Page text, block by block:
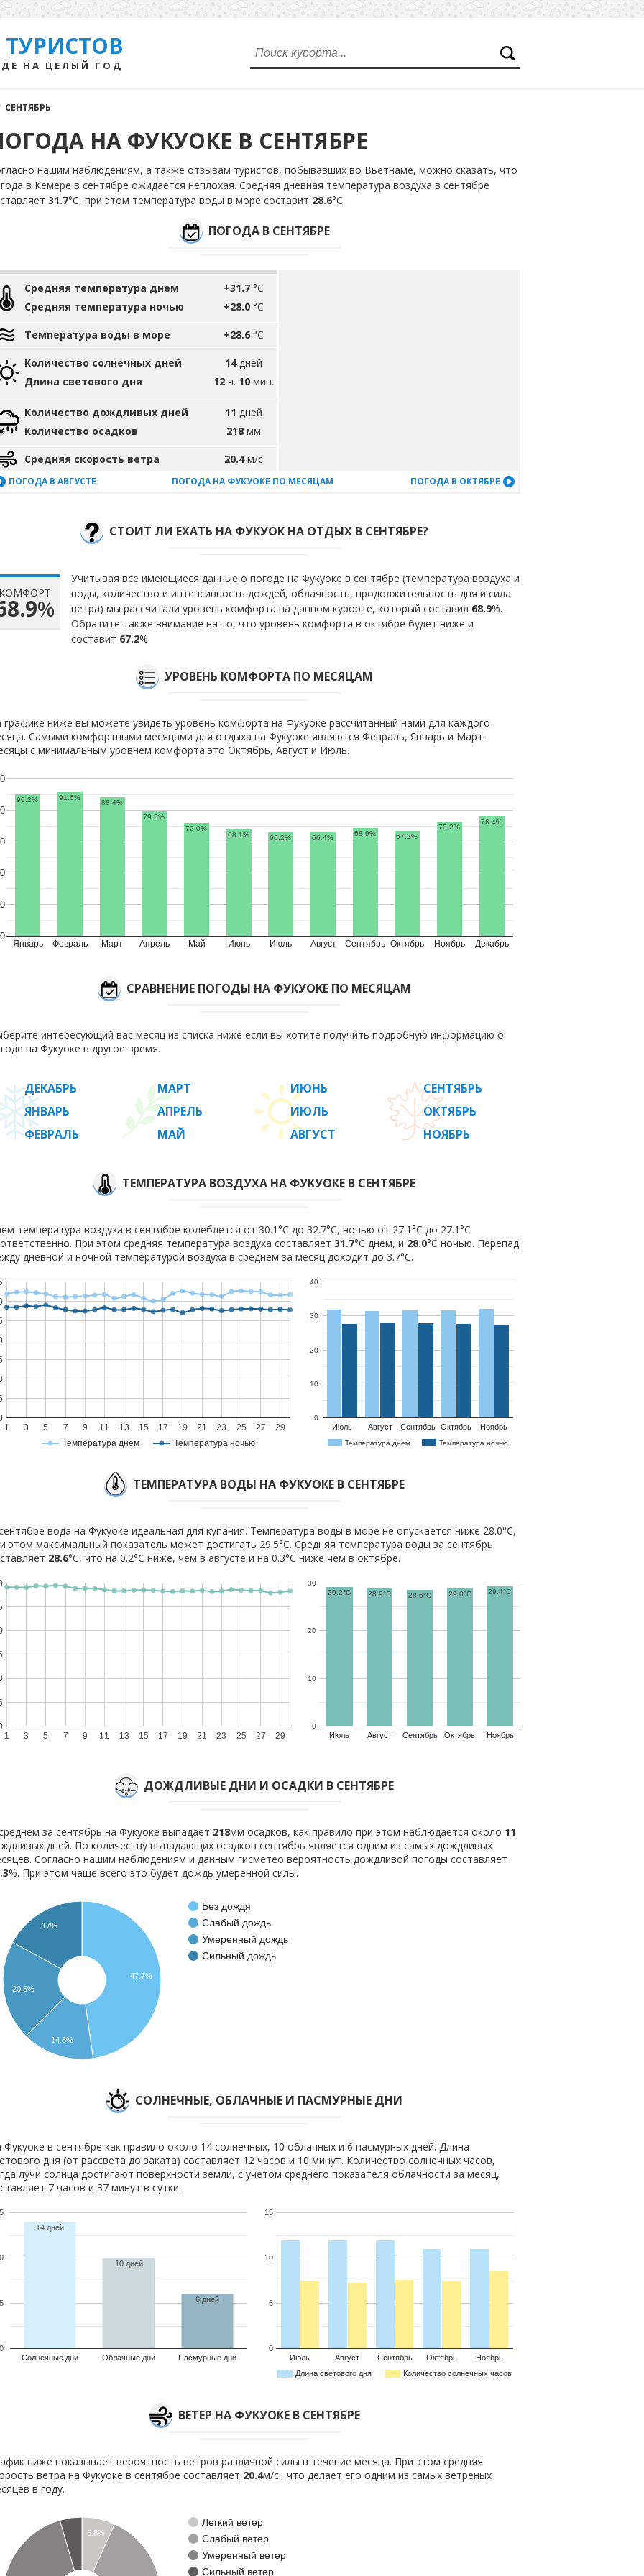
НА ЦЕЛЫЙ ГОД
СЕНТЯБРЬ
НА ФУКУОКЕ В СЕНТЯБРЕ
нашим наблюдениям, а также отзывам туристов, побывавших во Вьетнаме, можно сказать, что
в Кемере в сентябре ожидается неплохая. Средняя дневная температура воздуха в сентябре
31.7°С, при этом температура воды в море составит 28.6°С.
ПОГОДА В СЕНТЯБРЕ
Средняя температура днем
Средняя температура ночью
+31.7 °C
+28.0 °C
Температура воды в море +28.6 °C
Количество солнечных дней
Длина светового дня
14дней
12 ч. 10 мин.
Количество дождливых дней
Количество осадков
11 дней
218 мм
Средняя скорость ветра 20.4м/с
ПОГОДА В АВГУСТЕ ПОГОДА НА ФУКУОКЕ ПО МЕСЯЦАМ ПОГОДА В ОКТЯБРЕ
СТОИТ ЛИ ЕХАТЬ НА ФУКУОК НА ОТДЫХ В СЕНТЯБРЕ?
КОМФОРТ
%
Учитывая все имеющиеся данные о погоде на Фукуоке в сентябре (температура воздуха и
воды, количество и интенсивность дождей, облачность, продолжительность дня и сила
ветра) мы рассчитали уровень комфорта на данном курорте, который составил 68.9%.
Обратите также внимание на то, что уровень комфорта в октябре будет ниже и
составит 67.2%
УРОВЕНЬ КОМФОРТА ПО МЕСЯЦАМ
графике ниже вы можете увидеть уровень комфорта на Фукуоке рассчитанный нами для каждого
Самыми комфортными месяцами для отдыха на Фукуоке являются Февраль, Январь и Март.
с минимальным уровнем комфорта это Октябрь, Август и Июль.
Январь Февраль Март Апрель Май Июнь Июль Август Сентябрь Октябрь Ноябрь Декабрь
0
90.2% 91.6%
88.4%
79.5%
72.0%
68.1%
66.2% 66.4%
68.9% 67.2%
73.2%
76.4%
СРАВНЕНИЕ ПОГОДЫ НА ФУКУОКЕ ПО МЕСЯЦАМ
интересующий вас месяц из списка ниже если вы хотите получить подробную информацию о
на Фукуоке в другое время.
ДЕКАБРЬ
ЯНВАРЬ
ФЕВРАЛЬ
МАРТ
АПРЕЛЬ
МАЙ
ИЮНЬ
ИЮЛЬ
АВГУСТ
СЕНТЯБРЬ
ОКТЯБРЬ
НОЯБРЬ
ТЕМПЕРАТУРА ВОЗДУХА НА ФУКУОКЕ В СЕНТЯБРЕ
температура воздуха в сентябре колеблется от 30.1°C до 32.7°C, ночью от 27.1°C до 27.1°C
При этом средняя температура воздуха составляет 31.7°C днем, и 28.0°C ночью. Перепад
дневной и ночной температурой воздуха в среднем за месяц доходит до 3.7°С.
Температура днем Температура ночью
1 3 5 7 9 11 13 15 17 19 21 23 25 27 29
Температура днем Температура ночью
Июль Август Сентябрь Октябрь Ноябрь
0
10
20
30
40
ТЕМПЕРАТУРА ВОДЫ НА ФУКУОКЕ В СЕНТЯБРЕ
вода на Фукуоке идеальная для купания. Температура воды в море не опускается ниже 28.0°C,
этом максимальный показатель может достигать 29.5°C. Средняя температура воды за сентябрь
28.6°C, что на 0.2°C ниже, чем в августе и на 0.3°C ниже чем в октябре.
1 3 5 7 9 11 13 15 17 19 21 23 25 27 29 Июль Август Сентябрь Октябрь Ноябрь
0
10
20
30
29.2°C
28.9°C 28.6°C 29.0°C 29.4°C
ДОЖДЛИВЫЕ ДНИ И ОСАДКИ В СЕНТЯБРЕ
за сентябрь на Фукуоке выпадает 218мм осадков, как правило при этом наблюдается около 11
дней. По количеству выпадающих осадков сентябрь является одним из самых дождливых
Согласно нашим наблюдениям и данным гисметео вероятность дождливой погоды составляет
%. При этом чаще всего это будет дождь умеренной силы.
Без дождя
Слабый дождь
Умеренный дождь
Сильный дождь
47.7%
17%
20.5%
14.8%
CОЛНЕЧНЫЕ, ОБЛАЧНЫЕ И ПАСМУРНЫЕ ДНИ
Фукуоке в сентябре как правило около 14 солнечных, 10 облачных и 6 пасмурных дней. Длина
дня (от рассвета до заката) составляет 12 часов и 10 минут. Количество солнечных часов,
лучи солнца достигают поверхности земли, с учетом среднего показателя облачности за месяц,
7 часов и 37 минут в сутки.
Солнечные дни Облачные дни Пасмурные дни
0
5
14 дней
10 дней
6 дней
Длина светового дня Количество солнечных часов
Июль Август Сентябрь Октябрь Ноябрь
0
5
10
15
ВЕТЕР НА ФУКУОКЕ В СЕНТЯБРЕ
ниже показывает вероятность ветров различной силы в течение месяца. При этом средняя
ветра на Фукуоке в сентябре составляет 20.4м/с., что делает его одним из самых ветреных
в году.
Легкий ветер
Слабый ветер
Умеренный ветер
Сильный ветер
6.8%